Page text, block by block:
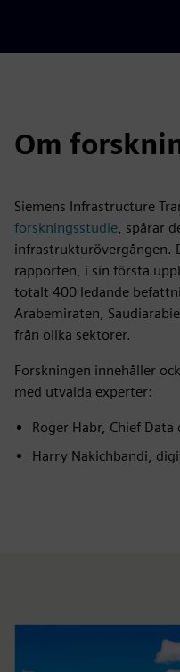
Om
Siemens Infrastructure
forskningsstudie, spårar
infrastrukturövergången.
rapporten, i sin första
totalt 400 ledande
Arabemiraten,
från olika sektorer.
Forskningen innehåller
med utvalda experter:
Roger Habr, Chief
Harry Nakichbandi,